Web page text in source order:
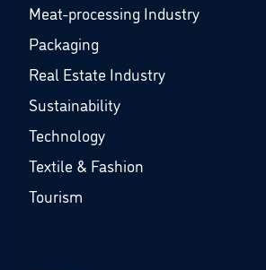
Meat-processing Industry
Packaging
Real Estate Industry
Sustainability
Technology
Textile & Fashion
Tourism